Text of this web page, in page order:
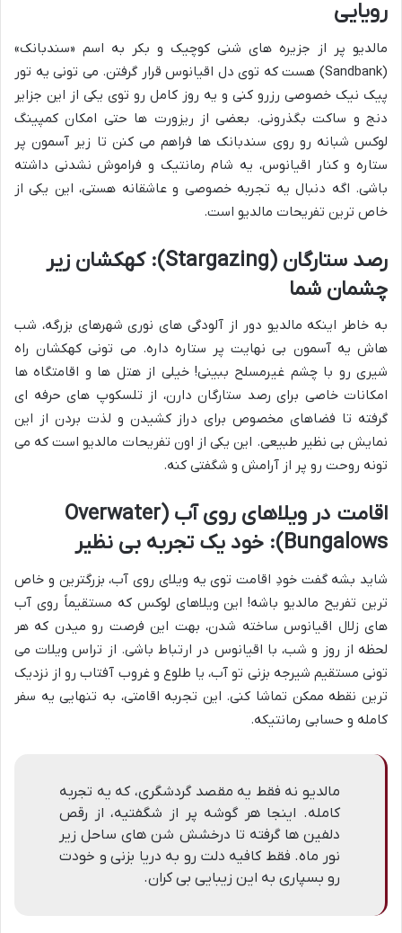
رویایی
مالدیو پر از جزیره های شنی کوچیک و بکر به اسم «سندبانک»
(Sandbank) هست که توی دل اقیانوس قرار گرفتن. می تونی یه تور
پیک نیک خصوصی رزرو کنی و یه روز کامل رو توی یکی از این جزایر
دنج و ساکت بگذرونی. بعضی از ریزورت ها حتی امکان کمپینگ
لوکس شبانه رو روی سندبانک ها فراهم می کنن تا زیر آسمون پر
ستاره و کنار اقیانوس، یه شام رمانتیک و فراموش نشدنی داشته
باشی. اگه دنبال یه تجربه خصوصی و عاشقانه هستی، این یکی از
خاص ترین تفریحات مالدیو است.
رصد ستارگان (Stargazing): کهکشان زیر
چشمان شما
به خاطر اینکه مالدیو دور از آلودگی های نوری شهرهای بزرگه، شب
هاش یه آسمون بی نهایت پر ستاره داره. می تونی کهکشان راه
شیری رو با چشم غیرمسلح ببینی! خیلی از هتل ها و اقامتگاه ها
امکانات خاصی برای رصد ستارگان دارن، از تلسکوپ های حرفه ای
گرفته تا فضاهای مخصوص برای دراز کشیدن و لذت بردن از این
نمایش بی نظیر طبیعی. این یکی از اون تفریحات مالدیو است که می
تونه روحت رو پر از آرامش و شگفتی کنه.
اقامت در ویلاهای روی آب (Overwater
Bungalows): خود یک تجربه بی نظیر
شاید بشه گفت خودِ اقامت توی یه ویلای روی آب، بزرگترین و خاص
ترین تفریح مالدیو باشه! این ویلاهای لوکس که مستقیماً روی آب
های زلال اقیانوس ساخته شدن، بهت این فرصت رو میدن که هر
لحظه از روز و شب، با اقیانوس در ارتباط باشی. از تراس ویلات می
تونی مستقیم شیرجه بزنی تو آب، یا طلوع و غروب آفتاب رو از نزدیک
ترین نقطه ممکن تماشا کنی. این تجربه اقامتی، به تنهایی یه سفر
کامله و حسابی رمانتیکه.
مالدیو نه فقط یه مقصد گردشگری، که یه تجربه
کامله. اینجا هر گوشه پر از شگفتیه، از رقص
دلفین ها گرفته تا درخشش شن های ساحل زیر
نور ماه. فقط کافیه دلت رو به دریا بزنی و خودت
رو بسپاری به این زیبایی بی کران.